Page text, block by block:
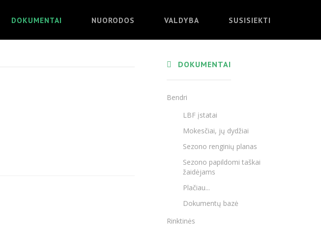
DOKUMENTAI NUORODOS VALDYBA SUSISIEKTI
DOKUMENTAI
Bendri
LBF įstatai
Mokesčiai, jų dydžiai
Sezono renginių planas
Sezono papildomi taškai
žaidėjams
Plačiau...
Dokumentų bazė
Rinktinės